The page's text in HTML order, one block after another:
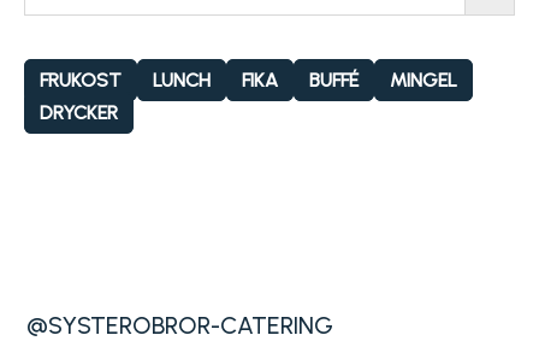
FRUKOST LUNCH FIKA BUFFÉ
MINGEL
DRYCKER
@SYSTEROBROR-CATERING